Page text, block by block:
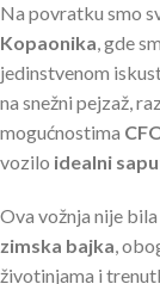
Na povratku smo
Kopaonika, gde
jedinstvenom
na snežni pejzaž,
mogućnostima
vozilo idealni
Ova vožnja nije
zimska bajka,
životinjama i